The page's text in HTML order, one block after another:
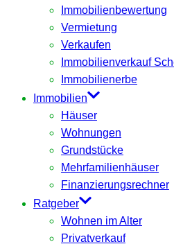
Immobilienbewertung
Vermietung
Verkaufen
Immobilienverkauf
Immobilienerbe
Immobilien
Häuser
Wohnungen
Grundstücke
Mehrfamilienhäuser
Finanzierungsrechner
Ratgeber
Wohnen im Alter
Privatverkauf